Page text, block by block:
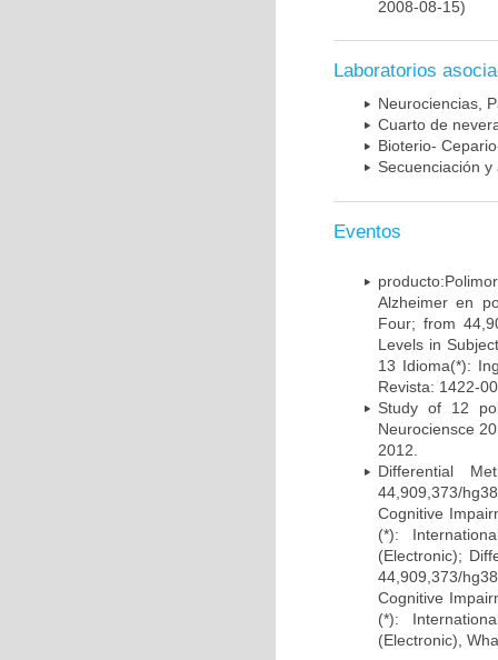
2008-08-15)
Laboratorios
Neurociencias,
Cuarto de
Bioterio-
Secuenciación
Eventos
Alzheimer en
Four; from
Levels in
13 Idioma(*):
Revista: 1422-
Study of 12
Neurociensce
2012.
Differential
44,909,373/
Cognitive
(*):
(Electronic);
44,909,373/
Cognitive
(*):
(Electronic),